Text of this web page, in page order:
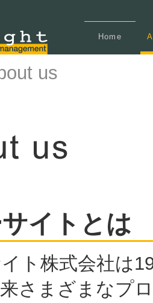
Home
us
イトとは
ト株式会社は
さまざまなプ